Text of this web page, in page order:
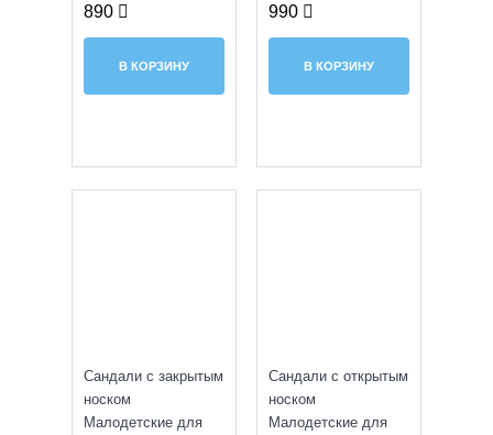
890
В КОРЗИНУ
990
В КОРЗИНУ
Сандали с закрытым
носком
Малодетские для
Сандали с открытым
носком
Малодетские для